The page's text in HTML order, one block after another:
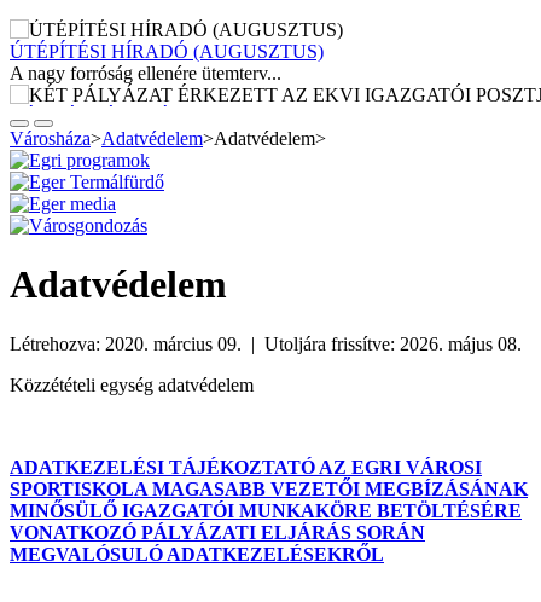
ÚTÉPÍTÉSI HÍRADÓ (AUGUSZTUS)
A nagy forróság ellenére ütemterv...
KÉT PÁLYÁZAT ÉRKEZETT AZ EKVI...
Lezárult az Egri Közszolgáltatások...
EGER A ZSEBÜNKBEN – ELKÉSZÜLT A...
A tavaly decemberben elfogadott Kulturális...
Az Egri Bölcsődei és Óvodai Intézmény...
A következő napokban ismét extrém...
VÁLTOZIK A KÖZJÓLÉTI CSOPORT...
Augusztusban változik a Jogi, Szervezési...
Eger Megyei Jogú Város Polgármestere, a...
ÚTÉPÍTÉSI HÍRADÓ (AUGUSZTUS...
Az elmúlt 50 év legnagyobb...
Városháza>Adatvédelem>Adatvédelem>
Adatvédelem
Létrehozva: 2020. március 09. | Utoljára frissítve: 2026. május 08.
Közzétételi egység adatvédelem
ADATKEZELÉSI TÁJÉKOZTATÓ AZ EGRI VÁROSI
SPORTISKOLA MAGASABB VEZETŐI MEGBÍZÁSÁNAK
MINŐSÜLŐ IGAZGATÓI MUNKAKÖRE BETÖLTÉSÉRE
VONATKOZÓ PÁLYÁZATI ELJÁRÁS SORÁN
MEGVALÓSULÓ ADATKEZELÉSEKRŐL